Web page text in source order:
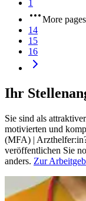
1
More pages
14
15
16
Ihr
Sie sind als
motivierten und
(MFA) |
veröffentlichen Sie
anders. Zur